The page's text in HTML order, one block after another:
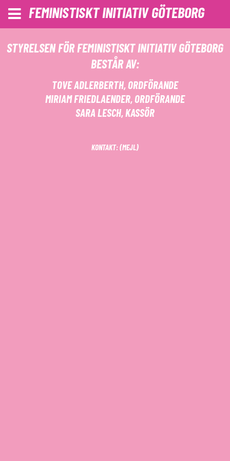
FEMINISTISKT INITIATIV GÖTEBORG
STYRELSEN FÖR FEMINISTISKT INITIATIV GÖTEBORG
BESTÅR AV:
TOVE ADLERBERTH, ORDFÖRANDE
MIRIAM FRIEDLAENDER, ORDFÖRANDE
SARA LESCH, KASSÖR
KONTAKT: (MEJL)